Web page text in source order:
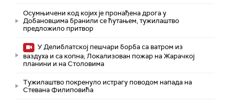
Осумњичени код којих је пронађена дрога у
Добановцима бранили се ћутањем, тужилаштво
предложило притвор
У Делиблатској пешчари борба са ватром из
ваздуха и са копна; Локализован пожар на Жарачкој
планини и на Столовима
Тужилаштво покренуло истрагу поводом напада на
Стевана Филиповића